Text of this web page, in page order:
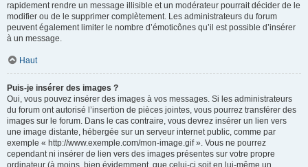
rapidement rendre un message illisible et un modérateur pourrait décider de le
modifier ou de le supprimer complètement. Les administrateurs du forum
peuvent également limiter le nombre d’émoticônes qu’il est possible d’insérer
à un message.
Haut
Puis-je insérer des images ?
Oui, vous pouvez insérer des images à vos messages. Si les administrateurs
du forum ont autorisé l’insertion de pièces jointes, vous pourrez transférer des
images sur le forum. Dans le cas contraire, vous devrez insérer un lien vers
une image distante, hébergée sur un serveur internet public, comme par
exemple « http://www.exemple.com/mon-image.gif ». Vous ne pourrez
cependant ni insérer de lien vers des images présentes sur votre propre
ordinateur (à moins, bien évidemment, que celui-ci soit en lui-même un